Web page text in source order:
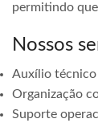
permitindo
Nossos
Auxílio técnico
Organização
Suporte